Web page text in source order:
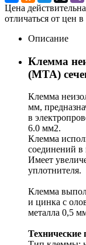
Цена
отличаться от цен
Описание
Клемма
(MTA)
Клемма
мм,
в
6.0 мм2.
Клемма
соединений в
Имеет
уплотнителя.
Клемма
и цинка с
металла 0,5
Технические